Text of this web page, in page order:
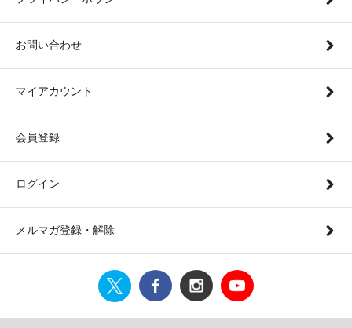
お問い合わせ
マイアカウント
会員登録
ログイン
メルマガ登録・解除